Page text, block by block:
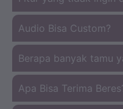
Audio Bisa Custom?
Berapa banyak tamu
Apa Bisa Terima